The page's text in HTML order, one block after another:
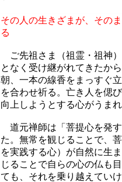
その人の生きざまが、その
る
ご先祖さま（祖霊・祖神
となく受け継がれてきたか
朝、一本の線香をまっすぐ
を合わせ祈る。亡き人を偲
向上しようとする心がうま
道元禅師は「菩提心を発
た。無常を観じることで、
を実践する心）が自然に生
じることで自らの心の仏も
ても、それを乗り越えてい